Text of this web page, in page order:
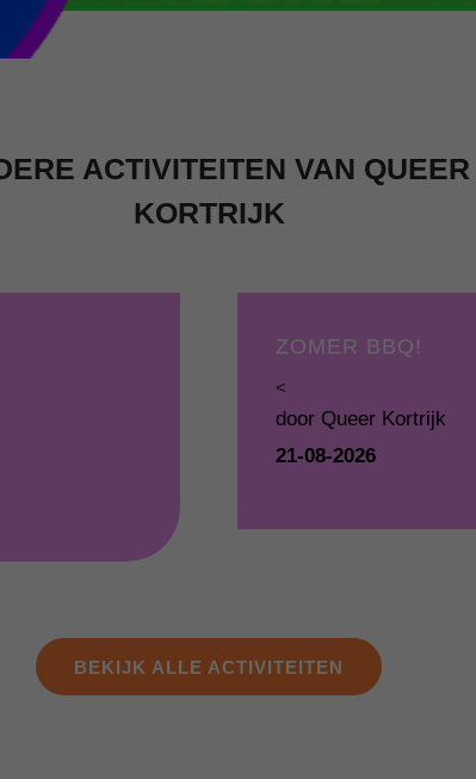
ACTIVITEITEN VAN QUEER
KORTRIJK
ZOMER BBQ!
<
door Queer Kortrijk
21-08-2026
BEKIJK ALLE ACTIVITEITEN